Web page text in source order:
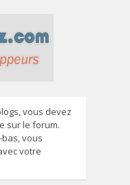
vous devez
sur le forum.
vous
votre